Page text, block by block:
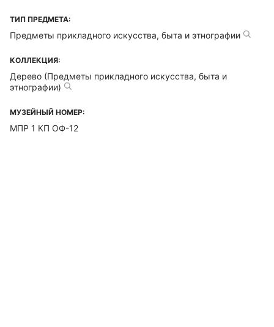
ТИП ПРЕДМЕТА:
Предметы прикладного искусства, быта и этнографии
КОЛЛЕКЦИЯ:
Дерево (Предметы прикладного искусства, быта и
этнографии)
МУЗЕЙНЫЙ НОМЕР:
МПР 1 КП ОФ-12